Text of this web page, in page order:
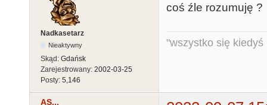
Nadkasetarz
Nieaktywny
Skąd: Gdańsk
Zarejestrowany: 2002-03-25
Posty: 5,146
coś źle rozumuję ?
"wszystko się kiedyś
AS...